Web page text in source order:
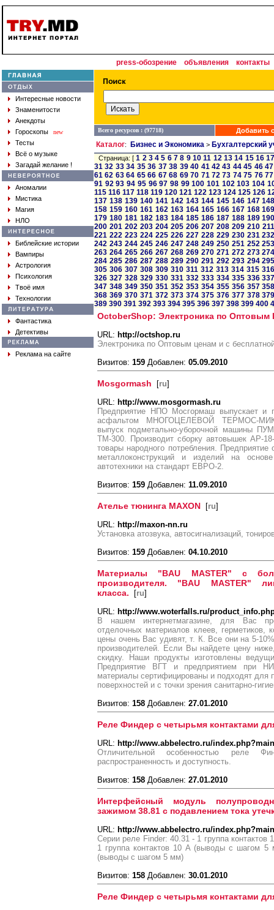
press-обозрение объявления контакты
Интересные новости
Знаменитости
Анекдоты
Гороскопы
new
Тесты
Всё о музыке
Загадай желание !
Аномалии
Мистика
Магия
НЛО
Библейские истории
Вампиры
Астрология
Психология
Твоё имя
Технологии
Фантастика
Детективы
Реклама на сайте
Всего ресурсов : (97718) Добавить
Каталог: Бизнес и Экономика > Бухгалтерский
Страница: [1 2 3 4 5 6 7 8 9 10 11 12 13 14 15 16
31 32 33 34 35 36 37 38 39 40 41 42 43 44 45 46 47
61 62 63 64 65 66 67 68 69 70 71 72 73 74 75 76 77
91 92 93 94 95 96 97 98 99 100 101 102 103 104
115 116 117 118 119 120 121 122 123 124 125 126
137 138 139 140 141 142 143 144 145 146 147
158 159 160 161 162 163 164 165 166 167 168
179 180 181 182 183 184 185 186 187 188 189
200 201 202 203 204 205 206 207 208 209 210 211
221 222 223 224 225 226 227 228 229 230 231
242 243 244 245 246 247 248 249 250 251 252
263 264 265 266 267 268 269 270 271 272 273
284 285 286 287 288 289 290 291 292 293 294
305 306 307 308 309 310 311 312 313 314 315 316
326 327 328 329 330 331 332 333 334 335 336
347 348 349 350 351 352 353 354 355 356 357
368 369 370 371 372 373 374 375 376 377 378
389 390 391 392 393 394 395 396 397 398 399 400
OctoberShop: Электроника по Оптовым
URL: http://octshop.ru
Электроника по Оптовым ценам и с
Визитов: 159 Добавлен: 05.09.2010
Mosgormash [ru]
URL: http://www.mosgormash.ru
Предприятие НПО Мосгормаш выпускает и
асфальтом МНОГОЦЕЛЕВОЙ ТЕРМОС-
выпуск подметально-уборочной машины
ТМ-300. Производит сборку автовышек АР-
товары народного потребления. Предприятие
металлоконструкций и изделий на
автотехники на стандарт ЕВРО-2.
Визитов: 159 Добавлен: 11.09.2010
Ателье тюнинга MAXON [ru]
URL: http://maxon-nn.ru
Установка атозвука, автосигнализаций,
Визитов: 159 Добавлен: 04.10.2010
Материалы "BAU MASTER" с
производителя. "BAU MASTER"
класса. [ru]
URL: http://www.woterfalls.ru/
В нашем интернетмагазине, для Вас
отделочных материалов клеев, герметиков,
цены очень Вас удивят, т. К. Все они на 5-
производителей. Если Вы найдете цену
скидку. Наши продукты изготовлены
Предприятие ВГТ и предприятием при
материалы сертифицированы и подходят для
поверхностей и с точки зрения санитарно-
Визитов: 158 Добавлен: 27.01.2010
Реле Финдер с четырьмя контактами
URL: http://www.abbelectro.ru/
Отличительной особенностью реле
распространенность и доступность.
Визитов: 158 Добавлен: 27.01.2010
Интерфейсный модуль
зажимом 38.81 с подавлением тока
URL: http://www.abbelectro.ru/
Серии реле Finder: 40.31 - 1 группа
1 группа контактов 10 A (выводы с шагом
(выводы с шагом 5 мм)
Визитов: 158 Добавлен: 30.01.2010
Реле Финдер с четырьмя контактами